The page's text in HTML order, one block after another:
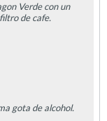
Verde con un
de cafe.
gota de alcohol.